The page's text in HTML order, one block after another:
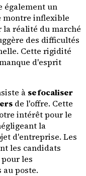
également un
montre inflexible
la réalité du marché
des difficultés
Cette rigidité
d'esprit
à se focaliser
de l'offre. Cette
intérêt pour le
la
d'entreprise. Les
les candidats
les
au poste.